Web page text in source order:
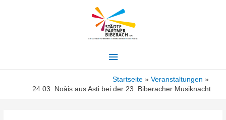
Hauptmenü
Startseite
Veranstaltungen
24.03. Noàis aus Asti bei der 23. Biberacher Musiknacht